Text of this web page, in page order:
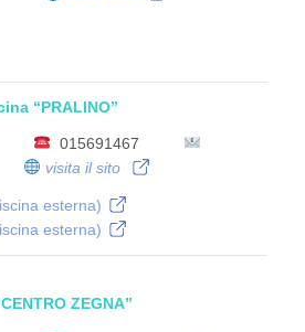
“PRALINO”
1
015691467
visita il sito
esterna)
esterna)
ZEGNA”